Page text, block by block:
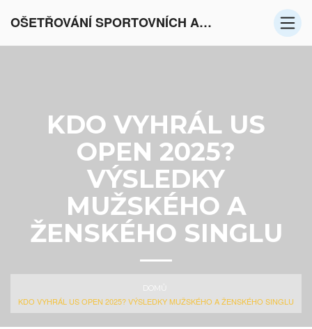
OŠETŘOVÁNÍ SPORTOVNÍCH AKTIVIT V EVROPĚ
KDO VYHRÁL US
OPEN 2025?
VÝSLEDKY
MUŽSKÉHO A
ŽENSKÉHO SINGLU
DOMŮ
KDO VYHRÁL US OPEN 2025? VÝSLEDKY MUŽSKÉHO A ŽENSKÉHO SINGLU